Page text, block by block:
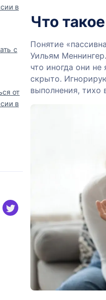
в
с
от
в
Что
Понятие
Уильям
что иногда они
скрыто.
выполнения, тихо